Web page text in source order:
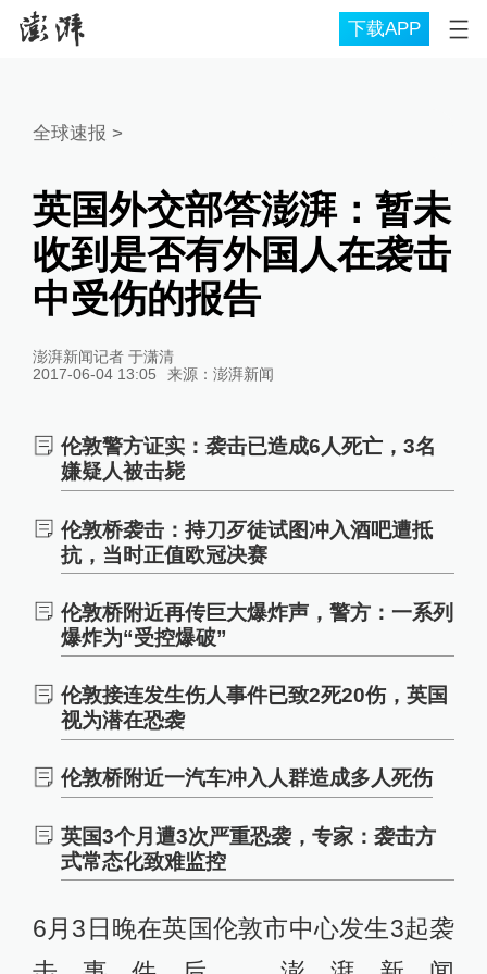
下载APP
全球速报 >
英国外交部答澎湃：暂未
收到是否有外国人在袭击
中受伤的报告
澎湃新闻记者 于潇清
2017-06-04 13:05
来源： 澎湃新闻
伦敦警方证实：袭击已造成6人死亡，3名
嫌疑人被击毙
伦敦桥袭击：持刀歹徒试图冲入酒吧遭抵
抗，当时正值欧冠决赛
伦敦桥附近再传巨大爆炸声，警方：一系列
爆炸为“受控爆破”
伦敦接连发生伤人事件已致2死20伤，英国
视为潜在恐袭
伦敦桥附近一汽车冲入人群造成多人死伤
英国3个月遭3次严重恐袭，专家：袭击方
式常态化致难监控
6月3日晚在英国伦敦市中心发生3起袭